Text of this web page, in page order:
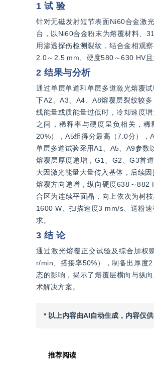
1 试 验
针对无磁发射短节表面Ni60合金激
台，以Ni60合金粉末为熔覆材料、
用渗透探伤检测裂纹，结合金相观
2.0～2.5 mm、硬度580～630 HV且
2 结果与分析
通过单层单道和单层多道激光熔覆
下A2、A3、A4、A8熔覆层裂纹较
线能量或质能量过低时，冷却速度
之间，稀释率与硬度呈负相关，
20%），A5组得分最高（7.0分），
单层多道试验采用A1、A5、A9参数
熔覆层厚度递增，G1、G2、G3首
大因激光能量大量传入基体，后续
熔覆方向递增，纵向硬度638～882
合区为连续平面晶，向上依次为树
1600 W、扫描速度3 mm/s、送粉
求。
3 结 论
通过激光熔覆正交试验及综合加权
r/min、搭接率50%），制备出厚度
态的影响，揭示了熔覆层横向与纵
术解决方案。
* 以上内容由AI自动生成，内容仅